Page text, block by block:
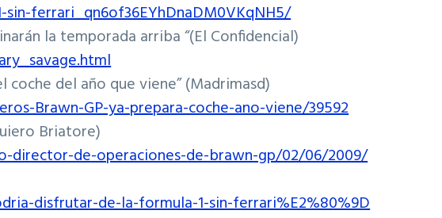
ferrari_qn6of36EYhDnaDM0VKqNH5/
la temporada arriba “(El Confidencial)
coche del año que viene” (Madrimasd)
Brawn-GP-ya-prepara-coche-ano-viene/39592
Briatore)
director-de-operaciones-de-brawn-gp/02/06/2009/
disfrutar-de-la-formula-1-sin-ferrari%E2%80%9D